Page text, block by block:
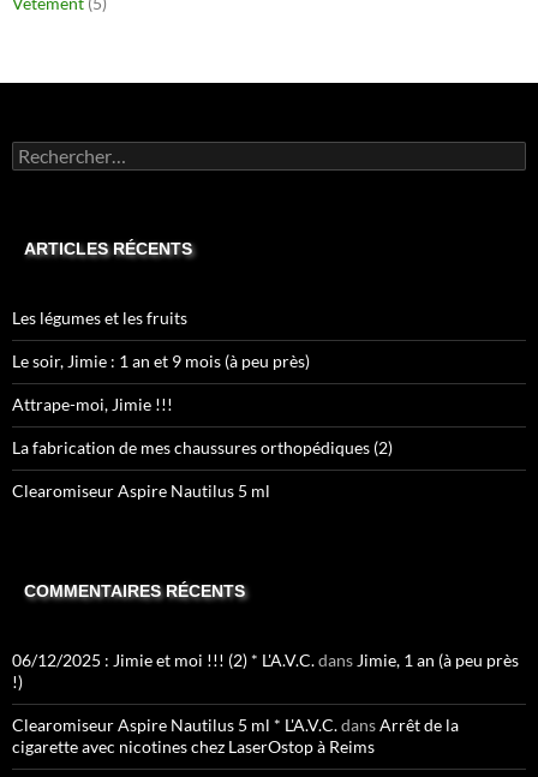
Rechercher :
ARTICLES RÉCENTS
Les légumes et les fruits
Le soir, Jimie : 1 an et 9 mois (à peu près)
Attrape-moi, Jimie !!!
La fabrication de mes chaussures orthopédiques (2)
Clearomiseur Aspire Nautilus 5 ml
COMMENTAIRES RÉCENTS
06/12/2025 : Jimie et moi !!! (2) * L'A.V.C.dans Jimie, 1 an (à peu près
!)
Clearomiseur Aspire Nautilus 5 ml * L'A.V.C.dansArrêt de la
cigarette avec nicotines chez LaserOstop à Reims